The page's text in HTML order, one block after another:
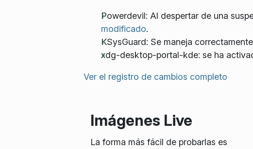
Powerdevil: Al despertar de una
modificado.
KSysGuard: Se maneja
xdg-desktop-portal-kde: se ha
Ver el registro de cambios completo
Imágenes Live
La forma más fácil de probarlas es